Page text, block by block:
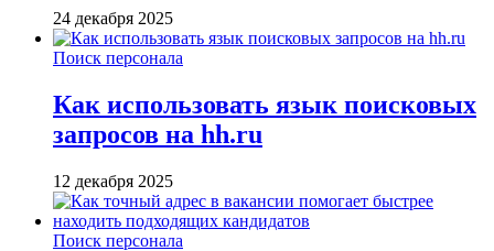
24 декабря 2025
Поиск персонала
Как использовать язык поисковых
запросов на hh.ru
12 декабря 2025
Поиск персонала